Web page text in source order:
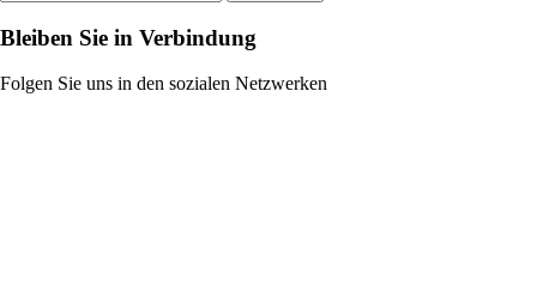
Bleiben Sie in Verbindung
Folgen Sie uns in den sozialen Netzwerken